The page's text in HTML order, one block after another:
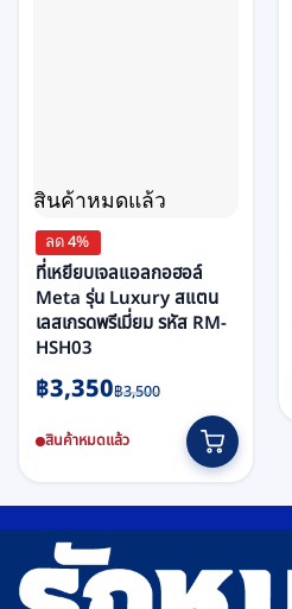
สินค้าหมดแล้ว
ลด 4%
ที่เหยียบเจลแอลกอฮอล์
Meta รุ่น Luxury สแตน
เลสเกรดพรีเมี่ยม รหัส RM-
HSH03
฿3,500
Original
was:
฿3,350
Current
is:สินค้าหมดแล้ว